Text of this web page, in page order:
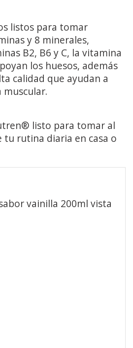
listos para tomar
y 8 minerales,
B2, B6 y C, la vitamina
los huesos, además
calidad que ayudan a
muscular.
listo para tomar al
tu rutina diaria en casa o